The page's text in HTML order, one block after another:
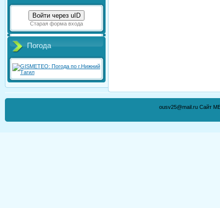
Войти через uID
Старая форма входа
Погода
ousv25@mail.ru Сайт